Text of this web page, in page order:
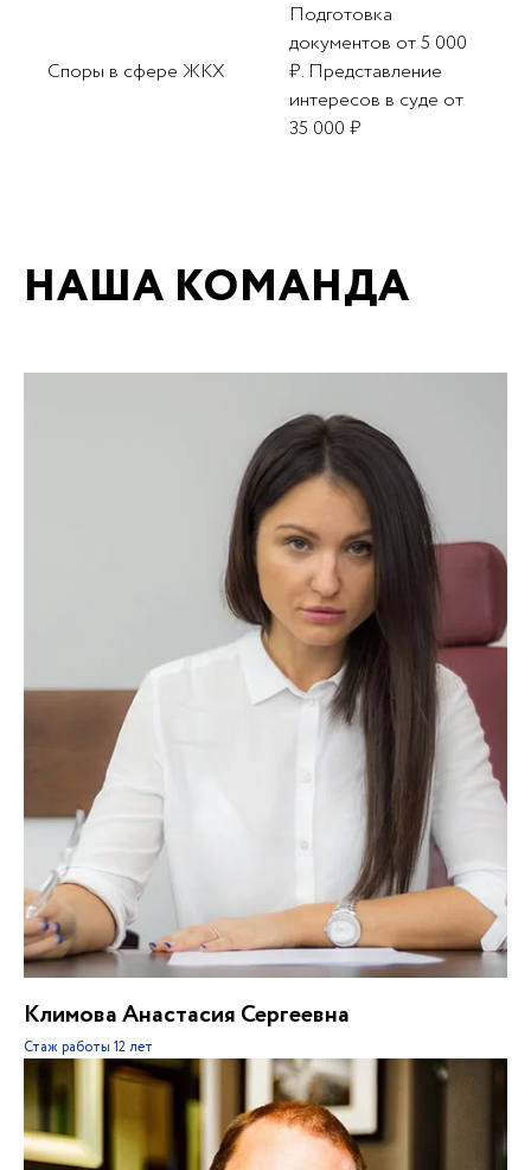
Споры в сфере ЖКХ
Подготовка
документов от 5 000
₽. Представление
интересов в суде от
35 000 ₽
НАША КОМАНДА
Климова Анастасия Сергеевна
Стаж работы 12 лет